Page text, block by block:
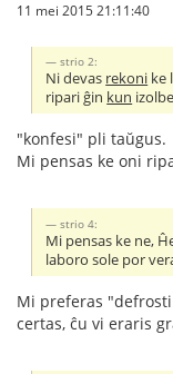
11 mei 2015 21:11:40
strio 2:
Ni devas rekoni ke
ripari ĝin kun
"konfesi" pli taŭgus.
Mi pensas ke oni
strio 4:
Mi pensas ke ne,
laboro sole por
Mi preferas
certas, ĉu vi eraris